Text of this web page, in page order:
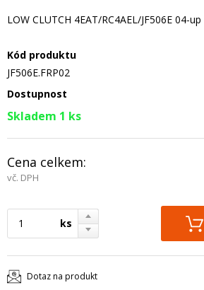
LOW CLUTCH 4EAT/RC4AEL/JF506E 04-
Kód produktu
JF506E.FRP02
Dostupnost
Skladem 1 ks
Cena celkem:
vč. DPH
ks
Dotaz na produkt